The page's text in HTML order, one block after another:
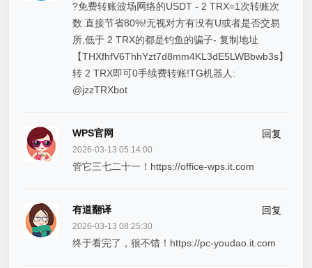
?免费转账波场网络的USDT - 2 TRX=1次转账次
数 直接节省80%!无视对方有没有U或者是否交易
所,低于 2 TRX的都是钓鱼的骗子- 复制地址
【THXfhfV6ThhYzt7d8mm4KL3dE5LWBbwb3s】
转 2 TRX即可0手续费转账!TG机器人:
@jzzTRXbot
WPS官网 回复
2026-03-13 05:14:00
管它三七二十一！https://office-wps.it.com
有道翻译 回复
2026-03-13 08:25:30
终于看完了，很不错！https://pc-youdao.it.com